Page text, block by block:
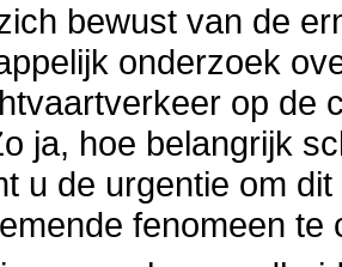
bewust van de
onderzoek
op de
ja, hoe belangrijk
u de urgentie om
fenomeen te